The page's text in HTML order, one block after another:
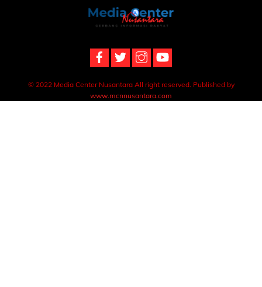
Back
To
© 2022 Media Center Nusantara All right reserved. Published by
www.mcnnusantara.com